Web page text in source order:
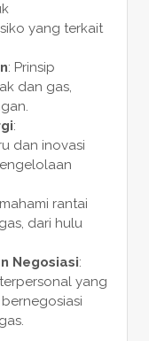
yang terkait
: Prinsip
dan gas,
:
dan inovasi
rantai
dari hulu
Negosiasi:
yang